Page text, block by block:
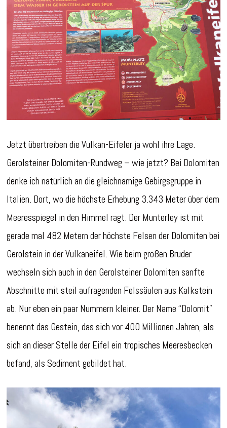
Jetzt übertreiben die Vulkan-Eifeler ja wohl ihre Lage.
Gerolsteiner Dolomiten-Rundweg – wie jetzt? Bei Dolomiten
denke ich natürlich an die gleichnamige Gebirgsgruppe in
Italien. Dort, wo die höchste Erhebung 3.343 Meter über dem
Meeresspiegel in den Himmel ragt. Der Munterley ist mit
gerade mal 482 Metern der höchste Felsen der Dolomiten bei
Gerolstein in der Vulkaneifel. Wie beim großen Bruder
wechseln sich auch in den Gerolsteiner Dolomiten sanfte
Abschnitte mit steil aufragenden Felssäulen aus Kalkstein
ab. Nur eben ein paar Nummern kleiner. Der Name “Dolomit”
benennt das Gestein, das sich vor 400 Millionen Jahren, als
sich an dieser Stelle der Eifel ein tropisches Meeresbecken
befand, als Sediment gebildet hat.